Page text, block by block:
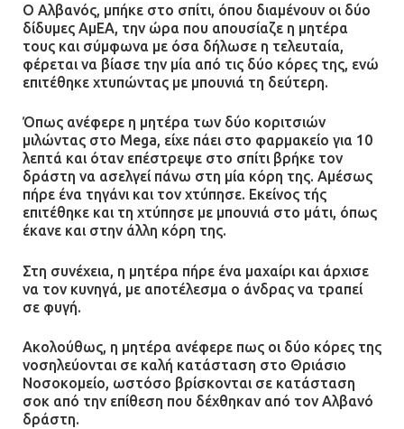
Ο Αλβανός, μπήκε στο σπίτι, όπου διαμένουν οι δύο
δίδυμες ΑμΕΑ, την ώρα που απουσίαζε η μητέρα
τους και σύμφωνα με όσα δήλωσε η τελευταία,
φέρεται να βίασε την μία από τις δύο κόρες της, ενώ
επιτέθηκε χτυπώντας με μπουνιά τη δεύτερη.
Όπως ανέφερε η μητέρα των δύο κοριτσιών
μιλώντας στο Mega, είχε πάει στο φαρμακείο για 10
λεπτά και όταν επέστρεψε στο σπίτι βρήκε τον
δράστη να ασελγεί πάνω στη μία κόρη της. Αμέσως
πήρε ένα τηγάνι και τον χτύπησε. Εκείνος τής
επιτέθηκε και τη χτύπησε με μπουνιά στο μάτι, όπως
έκανε και στην άλλη κόρη της.
Στη συνέχεια, η μητέρα πήρε ένα μαχαίρι και άρχισε
να τον κυνηγά, με αποτέλεσμα ο άνδρας να τραπεί
σε φυγή.
Ακολούθως, η μητέρα ανέφερε πως οι δύο κόρες της
νοσηλεύονται σε καλή κατάσταση στο Θριάσιο
Νοσοκομείο, ωστόσο βρίσκονται σε κατάσταση
σοκ από την επίθεση που δέχθηκαν από τον Αλβανό
δράστη.